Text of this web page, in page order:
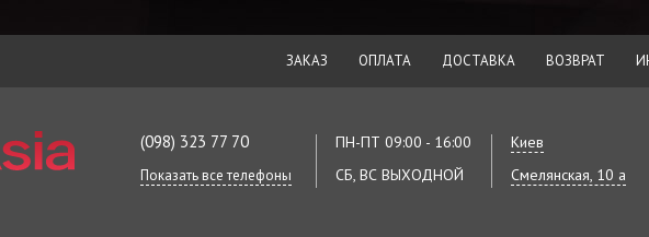
ЗАКАЗ ОПЛАТА ДОСТАВКА ВОЗВРАТ
(098) 323 77 70
Показать все телефоны
ПН-ПТ 09:00 - 16:00
СБ, ВС ВЫХОДНОЙ
Киев
Смелянская, 10 а